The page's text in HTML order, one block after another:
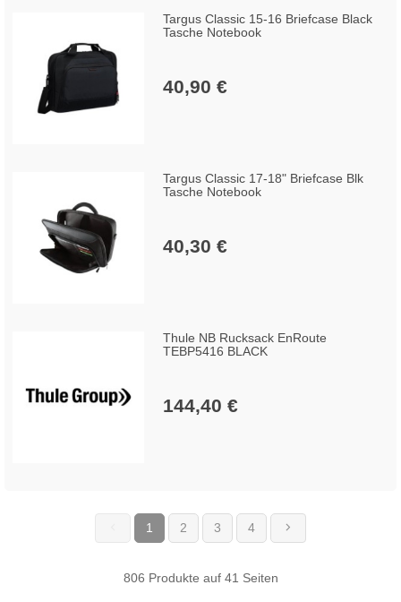
Targus Classic 15-16 Briefcase Black
Tasche Notebook
40,90 €
Targus Classic 17-18" Briefcase Blk
Tasche Notebook
40,30 €
Thule NB Rucksack EnRoute
TEBP5416 BLACK
144,40 €
1 (current)
2 3 4
806 Produkte auf 41 Seiten